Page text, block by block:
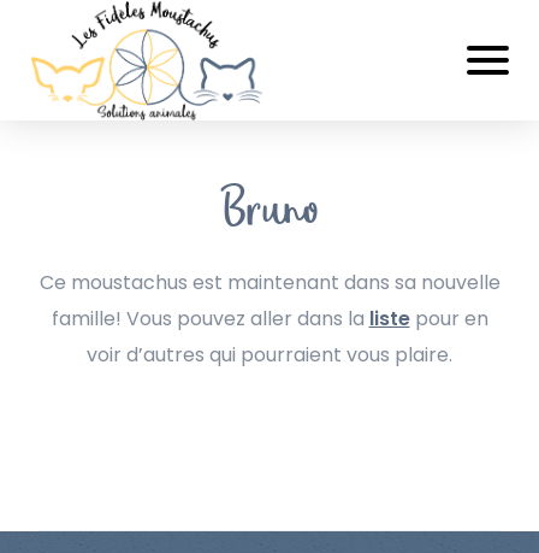
Bruno
Ce moustachus est maintenant dans sa nouvelle
famille! Vous pouvez aller dans la listepour en
voir d’autres qui pourraient vous plaire.